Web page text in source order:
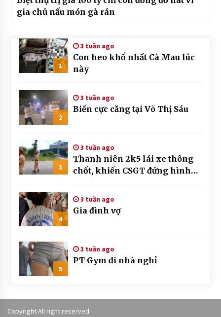
gia chủ nấu món gà rán
1
3 tuần ago
Con heo khổ nhất Cà Mau lúc
này
2
3 tuần ago
Biến cực căng tại Võ Thị Sáu
3
3 tuần ago
Thanh niên 2k5 lái xe thông
chốt, khiến CSGT đứng hình
4
3 tuần ago
Gia đình vợ
5
3 tuần ago
PT Gym đi nhà nghỉ
Copyright All right reserved